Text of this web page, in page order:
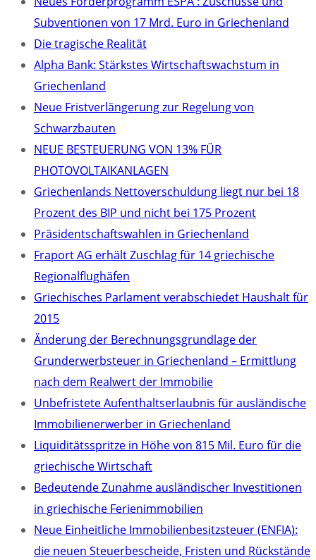
Subventionen von 17 Mrd. Euro in Griechenland
Die tragische Realität
Alpha Bank: Stärkstes Wirtschaftswachstum in
Griechenland
Neue Fristverlängerung zur Regelung von
Schwarzbauten
NEUE BESTEUERUNG VON 13% FÜR
PHOTOVOLTAIKANLAGEN
Griechenlands Nettoverschuldung liegt nur bei 18
Prozent des BIP und nicht bei 175 Prozent
Präsidentschaftswahlen in Griechenland
Fraport AG erhält Zuschlag für 14 griechische
Regionalflughäfen
Griechisches Parlament verabschiedet Haushalt für
2015
Änderung der Berechnungsgrundlage der
Grunderwerbsteuer in Griechenland – Ermittlung
nach dem Realwert der Immobilie
Unbefristete Aufenthaltserlaubnis für ausländische
Immobilienerwerber in Griechenland
Liquiditätsspritze in Höhe von 815 Mil. Euro für die
griechische Wirtschaft
Bedeutende Zunahme ausländischer Investitionen
in griechische Ferienimmobilien
Neue Einheitliche Immobilienbesitzsteuer (ENFIA):
die neuen Steuerbescheide, Fristen und Rückstände